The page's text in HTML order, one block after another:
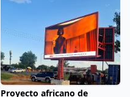
Proyecto africano de